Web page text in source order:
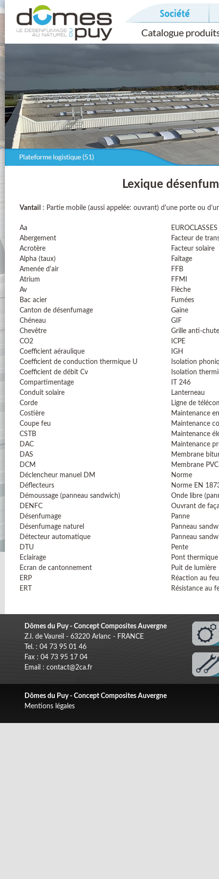
Lexique
Vantail : Partie mobile (aussi appelée: ouvrant) d'une porte ou
Aa
Abergement
Acrotère
Alpha (taux)
Amenée d'air
Atrium
Av
Bac acier
Canton de désenfumage
Chéneau
Chevêtre
CO2
Coefficient aéraulique
Coefficient de conduction thermique U
Coefficient de débit Cv
Compartimentage
Conduit solaire
Corde
Costière
Coupe feu
CSTB
DAC
DAS
DCM
Déclencheur manuel DM
Déflecteurs
Démoussage (panneau sandwich)
DENFC
Désenfumage
Désenfumage naturel
Détecteur automatique
DTU
Eclairage
Ecran de cantonnement
ERP
ERT
EUROCLASSES
Facteur de
Facteur solaire
Faîtage
FFB
FFMI
Flèche
Fumées
Gaine
GIF
Grille anti-chute
ICPE
IGH
Isolation
Isolation
IT 246
Lanterneau
Ligne de
Maintenance
Maintenance
Maintenance
Maintenance
Membrane
Membrane PVC
Norme
Norme EN
Onde libre
Ouvrant de
Panne
Panneau
Panneau
Pente
Pont thermique
Puit de lumière
Réaction au feu
Résistance au
Dômes du Puy - Concept Composites Auvergne
Z.I. de Vaureil - 63220 Arlanc - FRANCE
Tel. : 04 73 95 01 46
Fax : 04 73 95 17 04
Email : contact@2ca.fr
Dômes du Puy - Concept Composites Auvergne
Mentions légales